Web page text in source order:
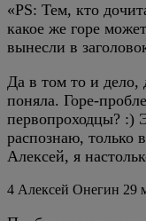
«PS: Тем, кто
какое же горе
вынесли в
Да в том то и дело,
поняла. Горе-
первопроходцы? :)
распознаю, только
Алексей, я
4 Алексей Онегин 29